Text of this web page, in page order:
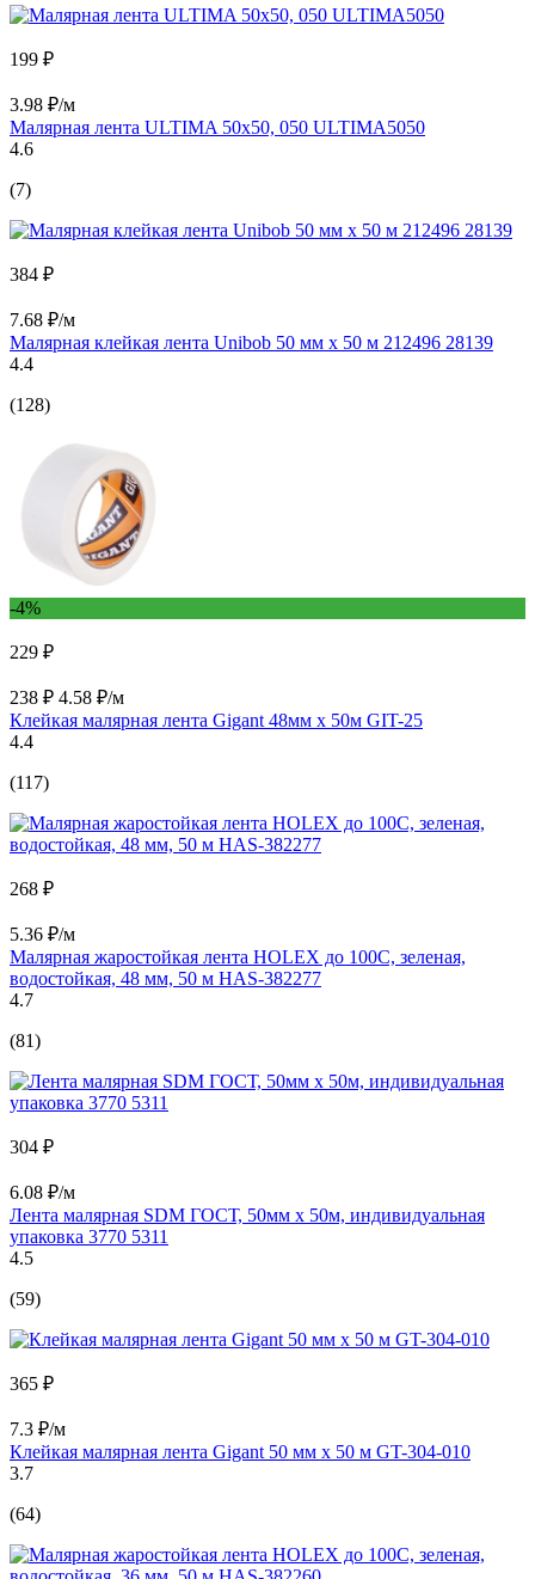
199 ₽
3.98 ₽/м
Малярная лента ULTIMA 50x50, 050 ULTIMA5050
4.6
(7)
384 ₽
7.68 ₽/м
Малярная клейкая лента Unibob 50 мм х 50 м 212496 28139
4.4
(128)
-4%
229 ₽
238 ₽ 4.58 ₽/м
Клейкая малярная лента Gigant 48мм x 50м GIT-25
4.4
(117)
268 ₽
5.36 ₽/м
Малярная жаростойкая лента HOLEX до 100С, зеленая,
водостойкая, 48 мм, 50 м HAS-382277
4.7
(81)
304 ₽
6.08 ₽/м
Лента малярная SDM ГОСТ, 50мм х 50м, индивидуальная
упаковка 3770 5311
4.5
(59)
365 ₽
7.3 ₽/м
Клейкая малярная лента Gigant 50 мм х 50 м GT-304-010
3.7
(64)